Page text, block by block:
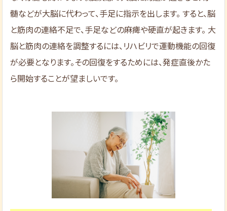
髄などが大脳に代わって、手足に指示を出します。 すると、脳
と筋肉の連絡不足で、手足などの麻痺や硬直が起きます。 大
脳と筋肉の連絡を調整するには、リハビリで運動機能の回復
が必要となります。その回復をするためには、発症直後かた
ら開始することが望ましいです。